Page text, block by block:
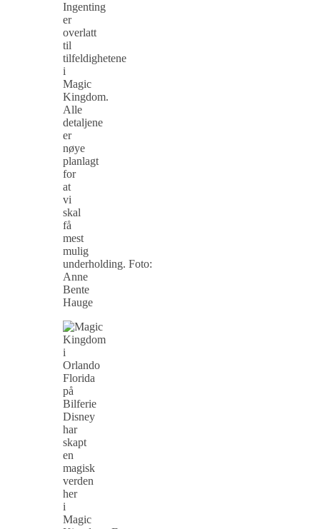
Ingenting
er
overlatt
til
tilfeldighetene
i
Magic
Kingdom.
Alle
detaljene
er
nøye
planlagt
for
at
vi
skal
få
mest
mulig
underholding. Foto:
Anne
Bente
Hauge
Disney
har
skapt
en
magisk
verden
her
i
Magic